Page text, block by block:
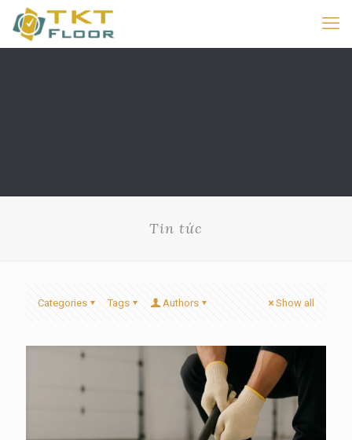
Tin tức
Categories Tags Authors Show all